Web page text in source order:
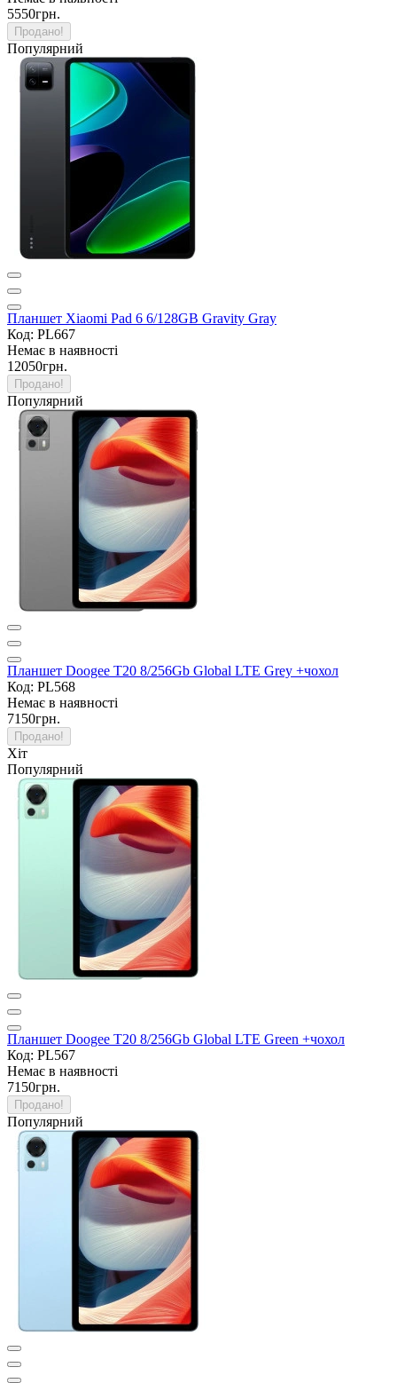
5550грн.
Продано!
Популярний
Планшет Xiaomi Pad 6 6/128GB Gravity Gray
Код: PL667
Немає в наявності
12050грн.
Продано!
Популярний
Планшет Doogee T20 8/256Gb Global LTE Grey +чохол
Код: PL568
Немає в наявності
7150грн.
Продано!
Хіт
Популярний
Планшет Doogee T20 8/256Gb Global LTE Green +чохол
Код: PL567
Немає в наявності
7150грн.
Продано!
Популярний